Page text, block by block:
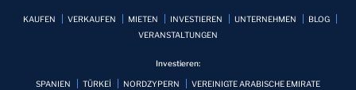
KAUFEN VERKAUFEN MIETEN INVESTIEREN UNTERNEHMEN
BLOG
VERANSTALTUNGEN
Investieren:
SPANIEN TÜRKEİ NORDZYPERN VEREINIGTE ARABISCHE EMIRATE